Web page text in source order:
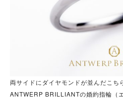
両サイドにダイヤモンドが並んだこち
ANTWERP BRILLIANTの婚約指輪（